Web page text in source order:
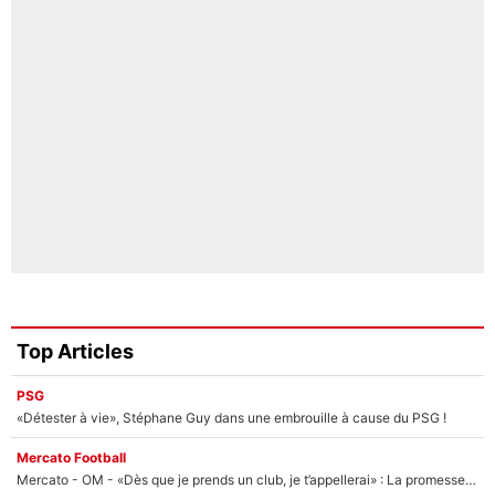
Top Articles
PSG
«Détester à vie», Stéphane Guy dans une embrouille à cause du PSG !
Mercato Football
Mercato - OM - «Dès que je prends un club, je t’appellerai» : La promesse de Marcelino au moment de claquer la porte